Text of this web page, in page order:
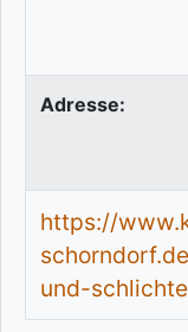
Adresse:
https://
und-